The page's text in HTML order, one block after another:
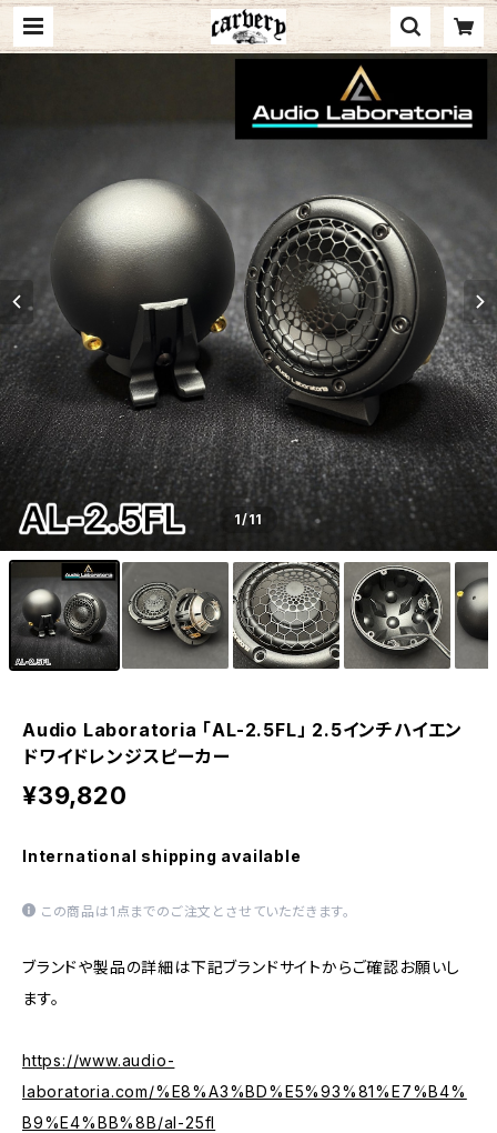
1/11
Audio Laboratoria 「AL-2.5FL」 2.5インチハイエン
ドワイドレンジスピーカー
¥39,820
International shipping available
この商品は1点までのご注文とさせていただきます。
ブランドや製品の詳細は下記ブランドサイトからご確認お願いし
ます。
https://www.audio-
laboratoria.com/%E8%A3%BD%E5%93%81%E7%B4%
B9%E4%BB%8B/al-25fl